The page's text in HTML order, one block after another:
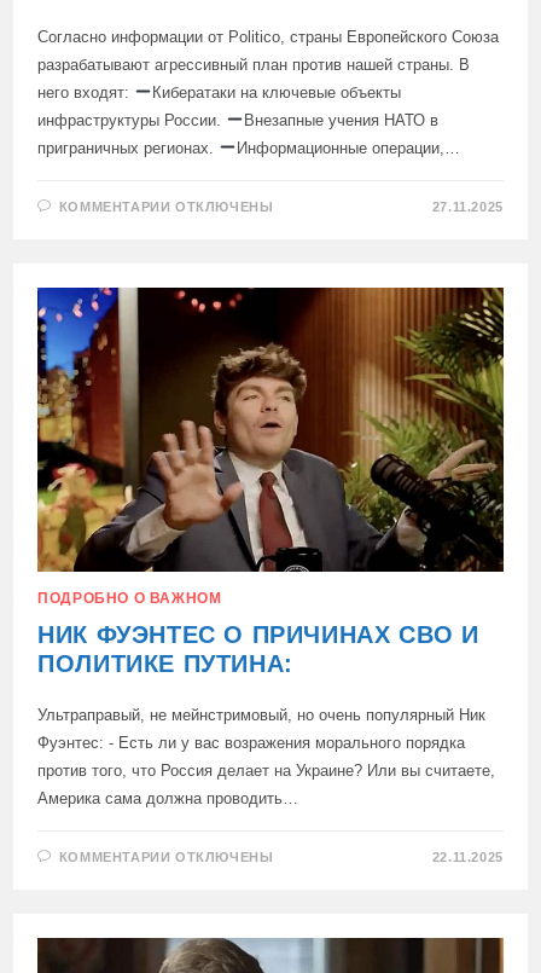
Согласно информации от Politico, страны Европейского Союза
разрабатывают агрессивный план против нашей страны. В
него входят:
Кибератаки на ключевые объекты
инфраструктуры России.
Внезапные учения НАТО в
приграничных регионах.
Информационные операции,…
КОММЕНТАРИИ К
ПО
РОССИИ:
КИБЕРАТАКИ
МАНЕВРЫ
ОТКЛЮЧЕНЫ 27.11.2025
ПОДРОБНО О ВАЖНОМ
НИК ФУЭНТЕС О ПРИЧИНАХ СВО И
ПОЛИТИКЕ ПУТИНА:
Ультраправый, не мейнстримовый, но очень популярный Ник
Фуэнтес: - Есть ли у вас возражения морального порядка
против того, что Россия делает на Украине? Или вы считаете,
Америка сама должна проводить…
КОММЕНТАРИИ К
ПРИЧИНАХ
СВО
И
ОТКЛЮЧЕНЫ 22.11.2025